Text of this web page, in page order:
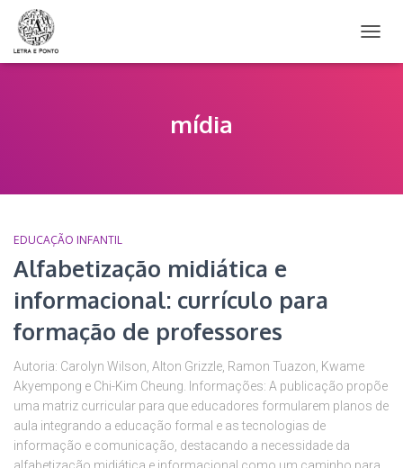
mídia
EDUCAÇÃO INFANTIL
Alfabetização midiática e
informacional: currículo para
formação de professores
Autoria: Carolyn Wilson, Alton Grizzle, Ramon Tuazon, Kwame
Akyempong e Chi-Kim Cheung. Informações: A publicação propõe
uma matriz curricular para que educadores formularem planos de
aula integrando a educação formal e as tecnologias de
informação e comunicação, destacando a necessidade da